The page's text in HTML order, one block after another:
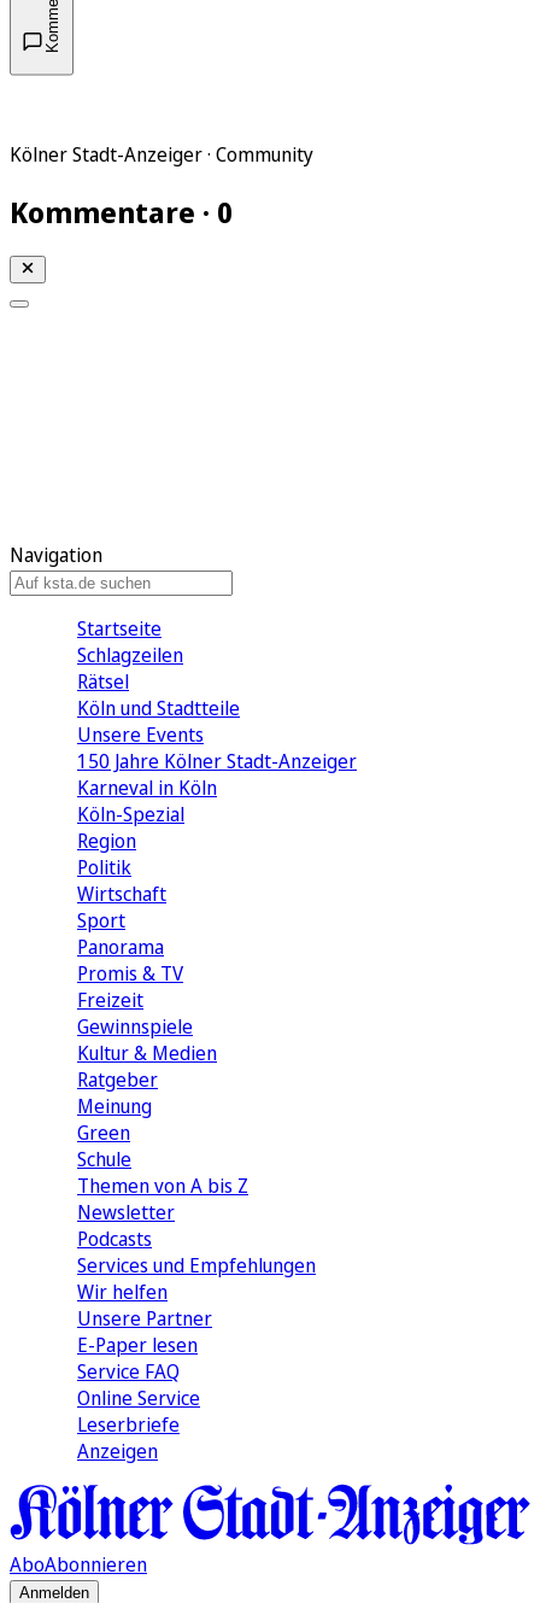
Kölner Stadt-Anzeiger · Community
Kommentare · 0
Navigation
Startseite
Schlagzeilen
Rätsel
Köln und Stadtteile
Unsere Events
150 Jahre Kölner Stadt-Anzeiger
Karneval in Köln
Köln-Spezial
Region
Politik
Wirtschaft
Sport
Panorama
Promis & TV
Freizeit
Gewinnspiele
Kultur & Medien
Ratgeber
Meinung
Green
Schule
Themen von A bis Z
Newsletter
Podcasts
Services und Empfehlungen
Wir helfen
Unsere Partner
E-Paper lesen
Service FAQ
Online Service
Leserbriefe
Anzeigen
AboAbonnieren
Anmelden